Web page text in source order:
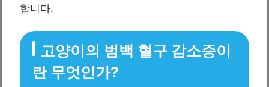
합니다.
고양이의 범백 혈구 감소증이
란 무엇인가?